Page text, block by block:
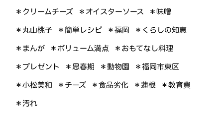
＊クリームチーズ ＊オイスターソース ＊味噌
＊丸山桃子 ＊簡単レシピ ＊福岡 ＊くらしの知恵
＊まんが ＊ボリューム満点 ＊おもてなし料理
＊プレゼント ＊思春期 ＊動物園 ＊福岡市東区
＊小松美和 ＊チーズ ＊食品劣化 ＊蓮根 ＊教育費
＊汚れ